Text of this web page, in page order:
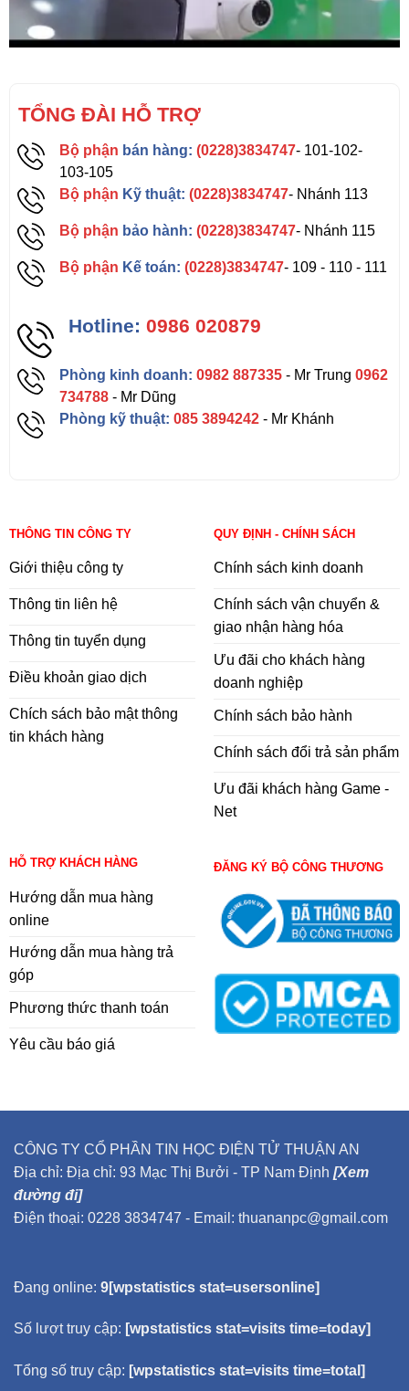
TỔNG ĐÀI HỖ TRỢ
Bộ phận bán hàng: (0228)3834747- 101-102-
103-105
Bộ phận Kỹ thuật: (0228)3834747- Nhánh 113
Bộ phận bảo hành: (0228)3834747- Nhánh 115
Bộ phận Kế toán: (0228)3834747- 109 - 110 - 111
Hotline: 0986 020879
Phòng kinh doanh: 0982 887335 - Mr Trung0962
734788 - Mr Dũng
Phòng kỹ thuật:085 3894242 - Mr Khánh
THÔNG TIN CÔNG TY
Giới thiệu công ty
Thông tin liên hệ
Thông tin tuyển dụng
Điều khoản giao dịch
Chích sách bảo mật thông
tin khách hàng
QUY ĐỊNH - CHÍNH SÁCH
Chính sách kinh doanh
Chính sách vận chuyển &
giao nhận hàng hóa
Ưu đãi cho khách hàng
doanh nghiệp
Chính sách bảo hành
Chính sách đổi trả sản phẩm
Ưu đãi khách hàng Game -
Net
HỖ TRỢ KHÁCH HÀNG
Hướng dẫn mua hàng
online
Hướng dẫn mua hàng trả
góp
Phương thức thanh toán
Yêu cầu báo giá
ĐĂNG KÝ BỘ CÔNG THƯƠNG
CÔNG TY CỔ PHẦN TIN HỌC ĐIỆN TỬ THUẬN AN
Địa chỉ: Địa chỉ: 93 Mạc Thị Bưởi - TP Nam Định [Xem
đường đi]
Điện thoại: 0228 3834747 - Email: thuananpc@gmail.com
Đang online: 9[wpstatistics stat=usersonline]
Số lượt truy cập: [wpstatistics stat=visits time=today]
Tổng số truy cập: [wpstatistics stat=visits time=total]